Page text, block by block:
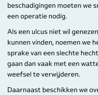
beschadigingen moeten we
een operatie nodig.
Als een ulcus niet wil
kunnen vinden, noemen we
sprake van een slechte
gaan dan vaak met een
weefsel te verwijderen.
Daarnaast beschikken we